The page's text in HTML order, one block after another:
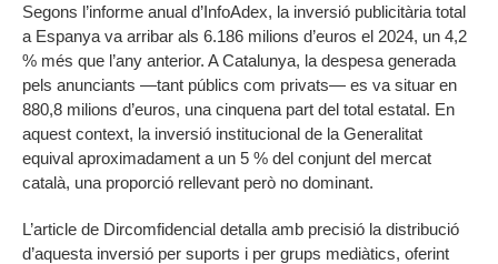
Segons l’informe anual d’InfoAdex, la inversió publicitària total
a Espanya va arribar als 6.186 milions d’euros el 2024, un 4,2
% més que l’any anterior. A Catalunya, la despesa generada
pels anunciants —tant públics com privats— es va situar en
880,8 milions d’euros, una cinquena part del total estatal. En
aquest context, la inversió institucional de la Generalitat
equival aproximadament a un 5 % del conjunt del mercat
català, una proporció rellevant però no dominant.
L’article de Dircomfidencial detalla amb precisió la distribució
d’aquesta inversió per suports i per grups mediàtics, oferint